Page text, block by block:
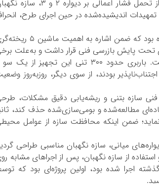
وی افزود: پس از رسیدن بتن دیواره‌ها به مقاومت اسمی و اطمینان از تحمل فشار اعمالی بر دیواره ۲
تمهیدات اندیشیده‌شده در حین اجرای طرح،
رئیس بازرسی جراثقال‌ها و سازه‌ها یکی دیگر از افراد درگیر در این پروژه بود که ضمن اشاره به
تحت پایش بازرسی فنی قرار داشت و به‌علت
مشکلات طراحی و کیفیت بتن، در سطح ریسک نسبتا بالا قرار گرفت. باربری حدود ۳۰۰ تنی این تجهیز از
بودند، از سوی دیگر، روزبه‌روز
فنی سازه بتنی و ریشه‌یابی دقیق مشکلات،
مطالعه‌شده و بومی‌سازی‌شده حذف کند،
ضمن اینکه محافظت سازه از عوامل
میانی، سازه نگهبان مناسبی طراحی
از سازه نگهبان، پس از اجراهای مشابه
اجرا شده بود، اولین پروژه‌ای بود که